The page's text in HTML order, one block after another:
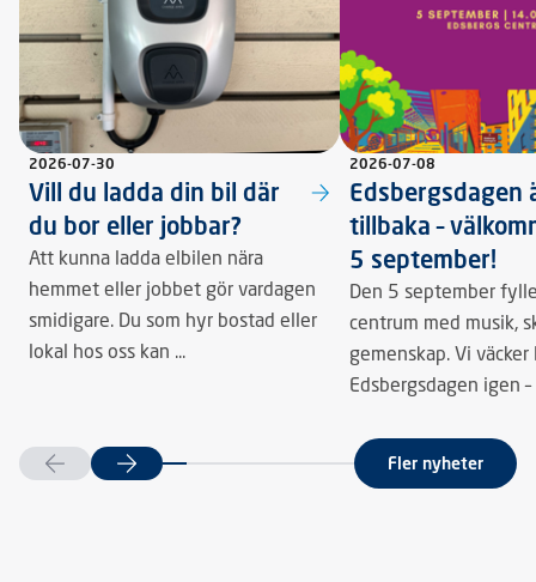
2026-07-30
Vill du ladda din bil där
du bor eller jobbar?
Att kunna ladda elbilen nära
hemmet eller jobbet gör vardagen
smidigare. Du som hyr bostad eller
lokal hos oss kan ...
2026-07-08
Edsbergsdagen
tillbaka –
5 september!
Den 5 september
centrum med musik,
gemenskap. Vi väcker
Edsbergsdagen igen –
Fler nyheter